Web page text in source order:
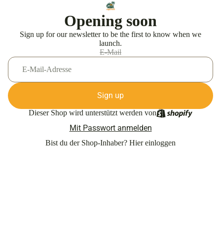
Opening soon
Sign up for our newsletter to be the first to know when we
launch.
E-Mail
Sign up
Dieser Shop wird unterstützt werden von
Mit Passwort anmelden
Bist du der Shop-Inhaber? Hier einloggen